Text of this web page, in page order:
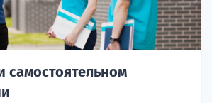
самостоятельном